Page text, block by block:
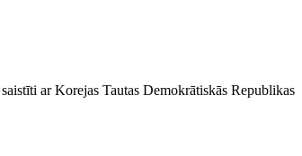
ar Korejas Tautas Demokrātiskās Republikas